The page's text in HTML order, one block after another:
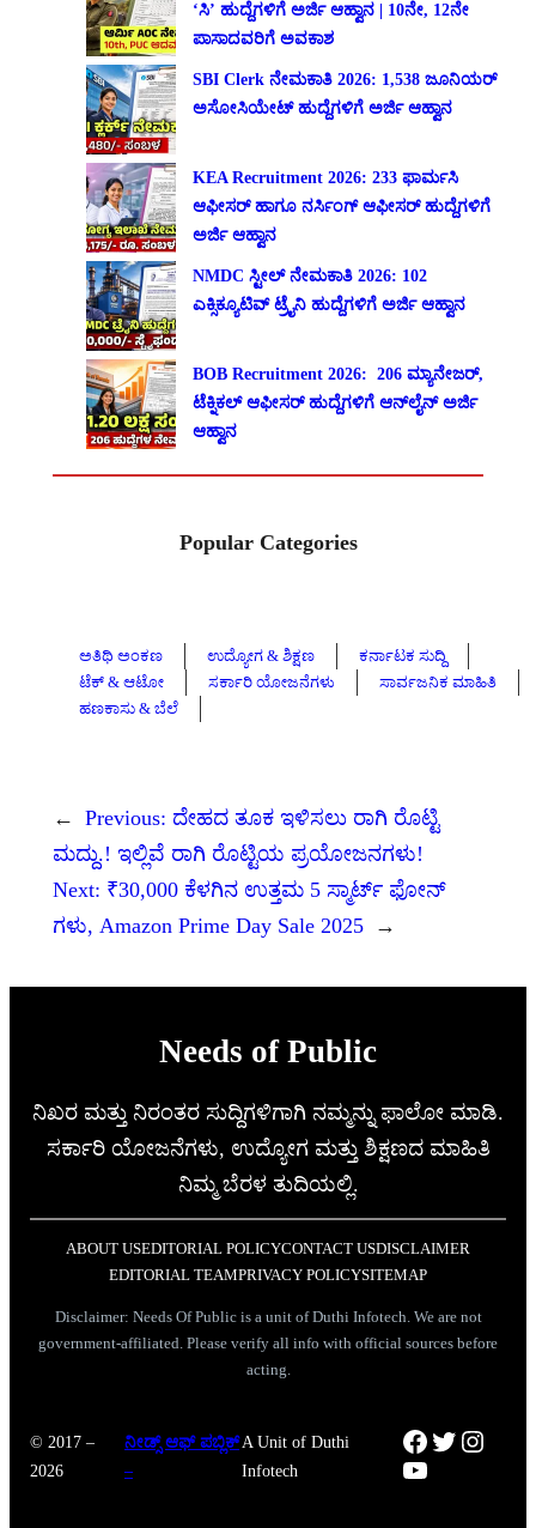
‘ಸಿ’ ಹುದ್ದೆಗಳಿಗೆ ಅರ್ಜಿ ಆಹ್ವಾನ | 10ನೇ, 12ನೇ
ಪಾಸಾದವರಿಗೆ ಅವಕಾಶ
SBI Clerk ನೇಮಕಾತಿ 2026: 1,538 ಜೂನಿಯರ್
ಅಸೋಸಿಯೇಟ್ ಹುದ್ದೆಗಳಿಗೆ ಅರ್ಜಿ ಆಹ್ವಾನ
KEA Recruitment 2026: 233 ಫಾರ್ಮಸಿ
ಆಫೀಸರ್ ಹಾಗೂ ನರ್ಸಿಂಗ್ ಆಫೀಸರ್ ಹುದ್ದೆಗಳಿಗೆ
ಅರ್ಜಿ ಆಹ್ವಾನ
NMDC ಸ್ಟೀಲ್ ನೇಮಕಾತಿ 2026: 102
ಎಕ್ಸಿಕ್ಯೂಟಿವ್ ಟ್ರೈನಿ ಹುದ್ದೆಗಳಿಗೆ ಅರ್ಜಿ ಆಹ್ವಾನ
BOB Recruitment 2026: 206 ಮ್ಯಾನೇಜರ್,
ಟೆಕ್ನಿಕಲ್ ಆಫೀಸರ್ ಹುದ್ದೆಗಳಿಗೆ ಆನ್‌ಲೈನ್ ಅರ್ಜಿ
ಆಹ್ವಾನ
Popular Categories
ಅತಿಥಿ ಅಂಕಣ ಉದ್ಯೋಗ & ಶಿಕ್ಷಣ
ಕರ್ನಾಟಕ ಸುದ್ದಿ
ಟೆಕ್ & ಆಟೋ
ಸರ್ಕಾರಿ ಯೋಜನೆಗಳು
ಸಾರ್ವಜನಿಕ ಮಾಹಿತಿ
ಹಣಕಾಸು & ಬೆಲೆ
← Previous: ದೇಹದ ತೂಕ ಇಳಿಸಲು ರಾಗಿ ರೊಟ್ಟಿ
ಮದ್ದು.! ಇಲ್ಲಿವೆ ರಾಗಿ ರೊಟ್ಟಿಯ ಪ್ರಯೋಜನಗಳು!
Next: ₹30,000 ಕೆಳಗಿನ ಉತ್ತಮ 5 ಸ್ಮಾರ್ಟ್ ಫೋನ್
ಗಳು, Amazon Prime Day Sale 2025 →
Needs of Public
ನಿಖರ ಮತ್ತು ನಿರಂತರ ಸುದ್ದಿಗಳಿಗಾಗಿ ನಮ್ಮನ್ನು ಫಾಲೋ ಮಾಡಿ.
ಸರ್ಕಾರಿ ಯೋಜನೆಗಳು, ಉದ್ಯೋಗ ಮತ್ತು ಶಿಕ್ಷಣದ ಮಾಹಿತಿ
ನಿಮ್ಮ ಬೆರಳ ತುದಿಯಲ್ಲಿ.
ABOUT USEDITORIAL POLICYCONTACT USDISCLAIMER
EDITORIAL TEAMPRIVACY POLICYSITEMAP
Disclaimer: Needs Of Public is a unit of Duthi Infotech. We are not
government-affiliated. Please verify all info with official sources before
acting.
© 2017 –
2026
ನೀಡ್ಸ್ ಆಫ್ ಪಬ್ಲಿಕ್
–
A Unit of Duthi
Infotech
Facebook
Twitter
YouTube